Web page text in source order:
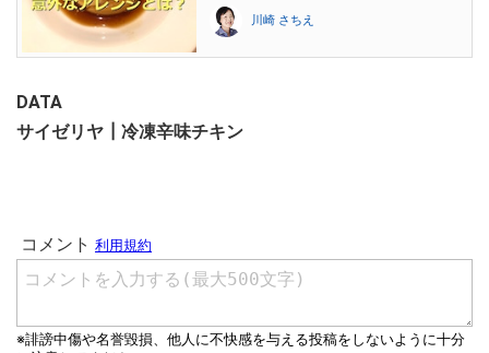
川崎 さちえ
DATA
サイゼリヤ┃冷凍辛味チキン